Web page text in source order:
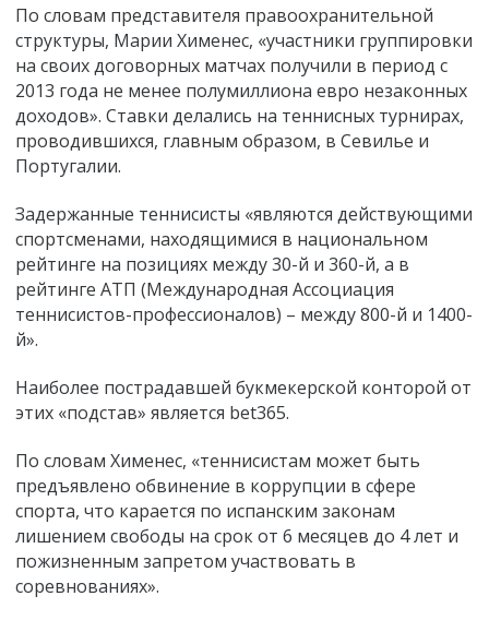
По словам представителя правоохранительной
структуры, Марии Хименес, «участники группировки
на своих договорных матчах получили в период с
2013 года не менее полумиллиона евро незаконных
доходов». Ставки делались на теннисных турнирах,
проводившихся, главным образом, в Севилье и
Португалии.
Задержанные теннисисты «являются действующими
спортсменами, находящимися в национальном
рейтинге на позициях между 30-й и 360-й, а в
рейтинге АТП (Международная Ассоциация
теннисистов-профессионалов) – между 800-й и 1400-
й».
Наиболее пострадавшей букмекерской конторой от
этих «подстав» является bet365.
По словам Хименес, «теннисистам может быть
предъявлено обвинение в коррупции в сфере
спорта, что карается по испанским законам
лишением свободы на срок от 6 месяцев до 4 лет и
пожизненным запретом участвовать в
соревнованиях».